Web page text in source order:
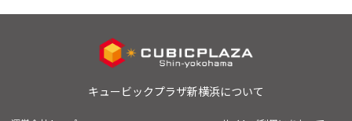
キュービックプラザ新横浜について